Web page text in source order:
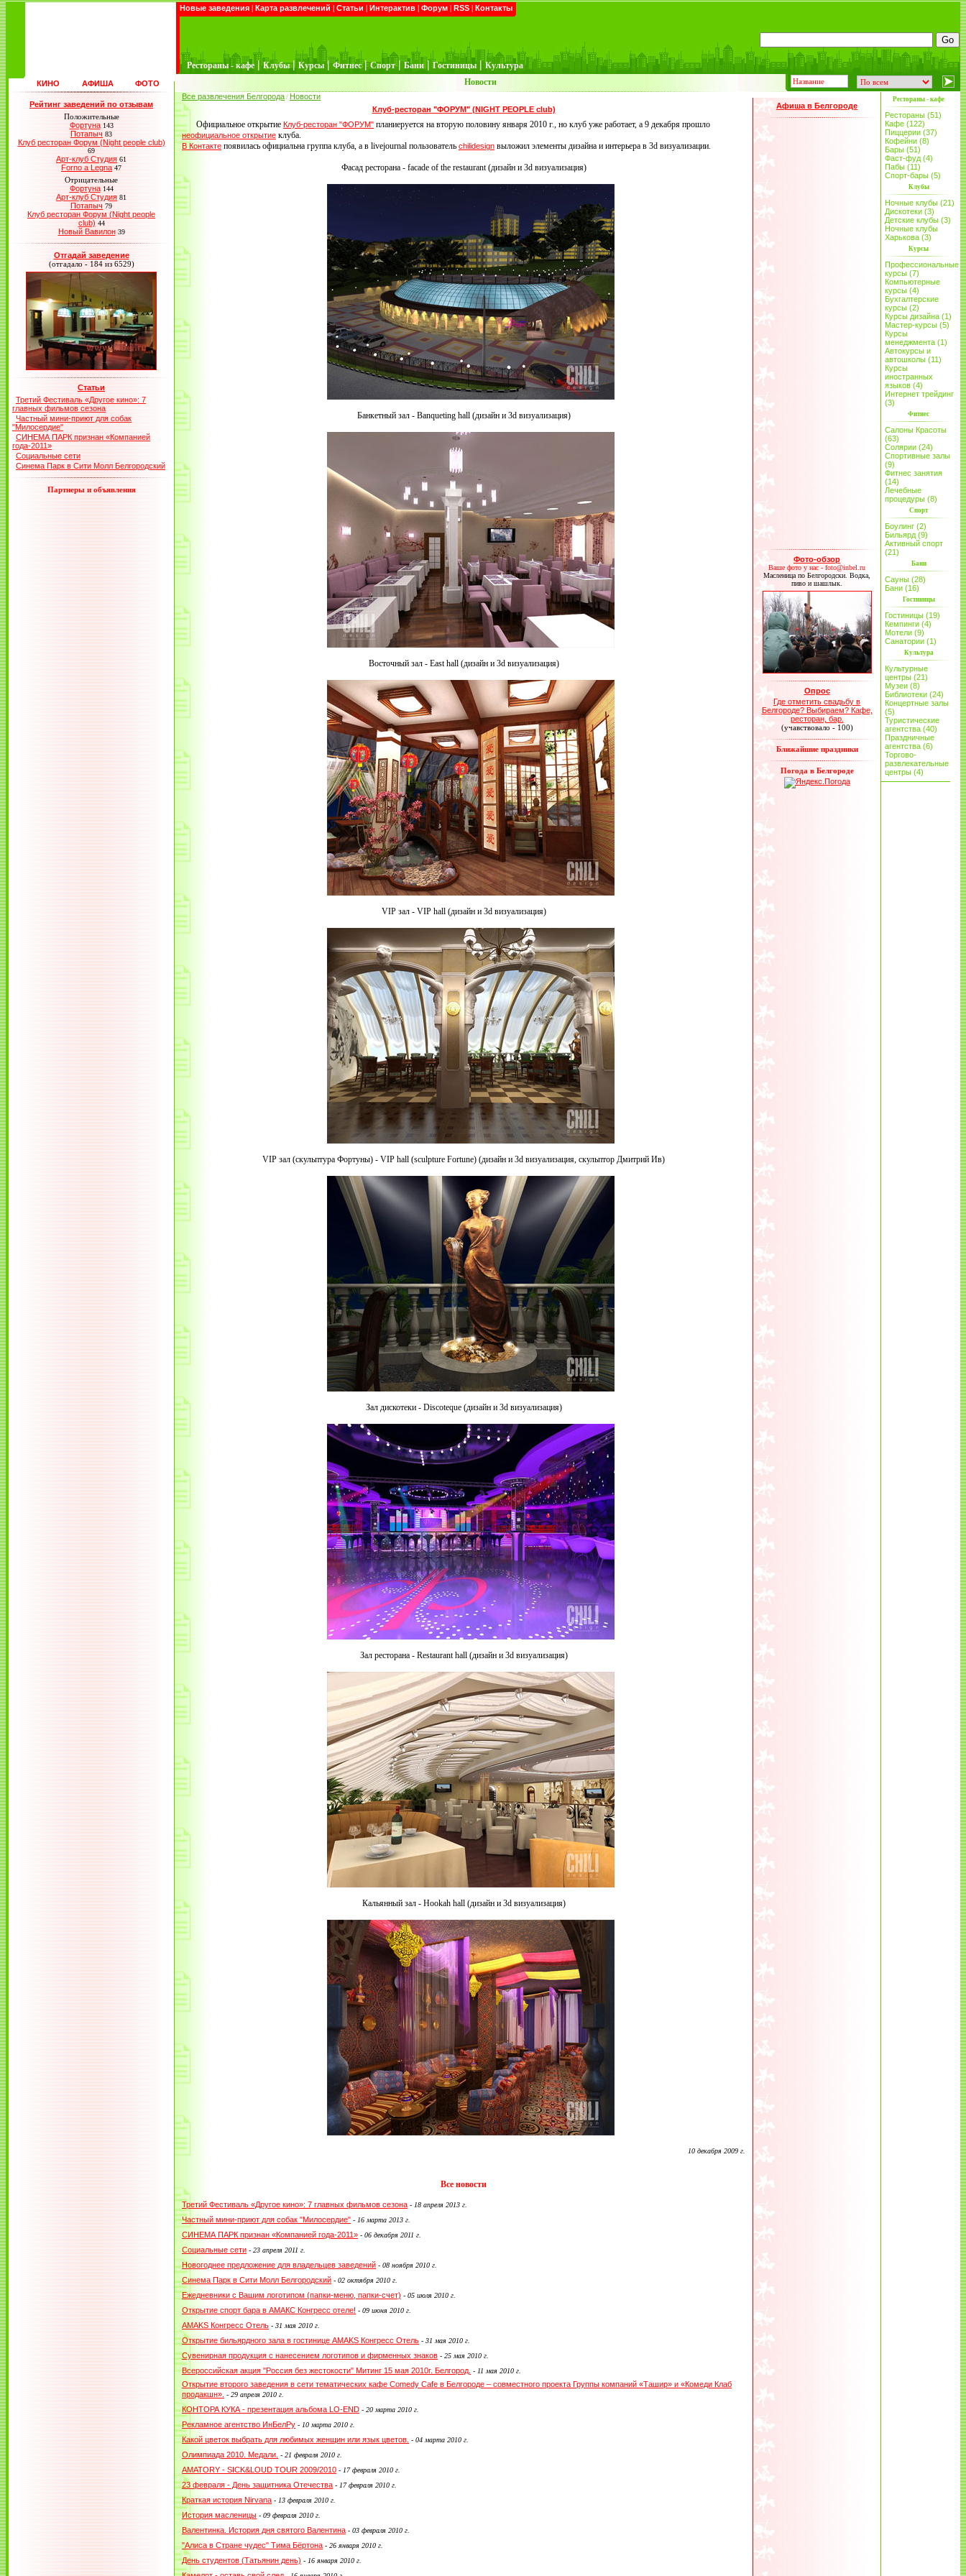
Новые заведения | Карта развлечений | Статьи | Интерактив | Форум | RSS | Контакты
Рестораны - кафе | Клубы | Курсы | Фитнес | Спорт | Бани | Гостиницы | Культура
КИНО АФИША ФОТО Новости
Рейтинг заведений по отзывам
Положительные
Фортуна 143
Потапыч 83
Клуб ресторан Форум (Night people club)
69
Арт-клуб Студия 61
Forno a Legna 47
Отрицательные
Фортуна 144
Арт-клуб Студия 81
Потапыч 79
Клуб ресторан Форум (Night people
club) 44
Новый Вавилон 39
Отгадай заведение
(отгадало - 184 из 6529)
Статьи
Третий Фестиваль «Другое кино»: 7
главных фильмов сезона
Частный мини-приют для собак
"Милосердие"
СИНЕМА ПАРК признан «Компанией
года-2011»
Социальные сети
Синема Парк в Сити Молл Белгородский
Партнеры и объявления
Все развлечения Белгорода / Новости
Клуб-ресторан "ФОРУМ" (NIGHT PEOPLE club)
Официальное открытие Клуб-ресторан "ФОРУМ" планиеруется на вторую половину января 2010 г., но клуб уже работает, а 9 декабря прошло
неофициальное открытие клуба.
В Контакте появилась официальна группа клуба, а в livejournal пользователь chilidesign выложил элементы дизайна и интерьера в 3d визуализации.
Фасад ресторана - facade of the restaurant (дизайн и 3d визуализация)
Банкетный зал - Banqueting hall (дизайн и 3d визуализация)
Восточный зал - East hall (дизайн и 3d визуализация)
VIP зал - VIP hall (дизайн и 3d визуализация)
VIP зал (скульптура Фортуны) - VIP hall (sculpture Fortune) (дизайн и 3d визуализация, скульптор Дмитрий Ив)
Зал дискотеки - Discoteque (дизайн и 3d визуализация)
Зал ресторана - Restaurant hall (дизайн и 3d визуализация)
Кальянный зал - Hookah hall (дизайн и 3d визуализация)
10 декабря 2009 г.
Все новости
Третий Фестиваль «Другое кино»: 7 главных фильмов сезона - 18 апреля 2013 г.
Частный мини-приют для собак "Милосердие" - 16 марта 2013 г.
СИНЕМА ПАРК признан «Компанией года-2011» - 06 декабря 2011 г.
Социальные сети - 23 апреля 2011 г.
Новогоднее предложение для владельцев заведений - 08 ноября 2010 г.
Синема Парк в Сити Молл Белгородский - 02 октября 2010 г.
Ежедневники с Вашим логотипом (папки-меню, папки-счет) - 05 июля 2010 г.
Открытие спорт бара в АМАКС Конгресс отеле! - 09 июня 2010 г.
AMAKS Конгресс Отель - 31 мая 2010 г.
Открытие бильярдного зала в гостинице AMAKS Конгресс Отель - 31 мая 2010 г.
Сувенирная продукция с нанесением логотипов и фирменных знаков - 25 мая 2010 г.
Всероссийская акция "Россия без жестокости" Митинг 15 мая 2010г. Белгород. - 11 мая 2010 г.
Открытие второго заведения в сети тематических кафе Comedy Cafe в Белгороде – совместного проекта Группы компаний «Ташир» и «Комеди Клаб
продакшн». - 29 апреля 2010 г.
КОНТОРА КУКА - презентация альбома LO-END - 20 марта 2010 г.
Рекламное агентство ИнБелРу - 10 марта 2010 г.
Какой цветок выбрать для любимых женщин или язык цветов. - 04 марта 2010 г.
Олимпиада 2010. Медали. - 21 февраля 2010 г.
AMATORY - SICK&LOUD TOUR 2009/2010 - 17 февраля 2010 г.
23 февраля - День защитника Отечества - 17 февраля 2010 г.
Краткая история Nirvana - 13 февраля 2010 г.
История масленицы - 09 февраля 2010 г.
Валентинка. История дня святого Валентина - 03 февраля 2010 г.
"Алиса в Стране чудес" Тима Бёртона - 26 января 2010 г.
День студентов (Татьянин день) - 16 января 2010 г.
Афиша в Белгороде
Фото-обзор
Ваше фото у нас - foto@inbel.ru
Масленица по Белгородски. Водка,
пиво и шашлык.
Опрос
Где отметить свадьбу в
Белгороде? Выбираем? Кафе,
ресторан, бар.
(учавствовало - 100)
Ближайшие праздники
Погода в Белгороде
Рестораны - кафе
Рестораны (51)
Кафе (122)
Пиццерии (37)
Кофейни (8)
Бары (51)
Фаст-фуд (4)
Пабы (11)
Спорт-бары (5)
Клубы
Ночные клубы (21)
Дискотеки (3)
Детские клубы (3)
Ночные клубы
Харькова (3)
Курсы
Профессиональные
курсы (7)
Компьютерные
курсы (4)
Бухгалтерские
курсы (2)
Курсы дизайна (1)
Мастер-курсы (5)
Курсы
менеджмента (1)
Автокурсы и
автошколы (11)
Курсы
иностранных
языков (4)
Интернет трейдинг
(3)
Фитнес
Салоны Красоты
(63)
Солярии (24)
Спортивные залы
(9)
Фитнес занятия
(14)
Лечебные
процедуры (8)
Спорт
Боулинг (2)
Бильярд (9)
Активный спорт
(21)
Бани
Сауны (28)
Бани (16)
Гостиницы
Гостиницы (19)
Кемпинги (4)
Мотели (9)
Санатории (1)
Культура
Культурные
центры (21)
Музеи (8)
Библиотеки (24)
Концертные залы
(5)
Туристические
агентства (40)
Праздничные
агентства (6)
Торгово-
развлекательные
центры (4)